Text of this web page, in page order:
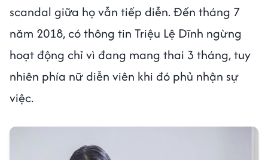
scandal giữa họ vẫn tiếp diễn. Đến tháng 7
năm 2018, có thông tin Triệu Lệ Dĩnh ngừng
hoạt động chỉ vì đang mang thai 3 tháng, tuy
nhiên phía nữ diễn viên khi đó phủ nhận sự
việc.